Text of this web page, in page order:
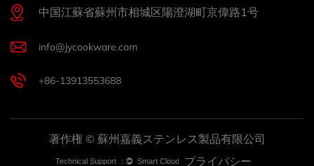
中国江蘇省蘇州市相城区陽澄湖町京偉路1号
info@jycookware.com
+86-13913553688
著作権 © 蘇州嘉義ステンレス製品有限公司
プライバシー